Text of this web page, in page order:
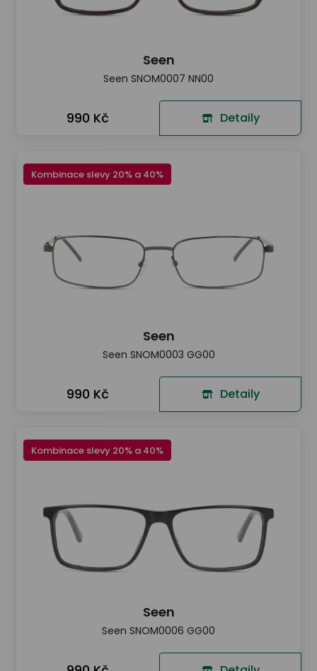
Seen
Seen SNOM0007 NN00
990 Kč Detaily
Kombinace slevy 20% a 40%
Seen
Seen SNOM0003 GG00
990 Kč Detaily
Kombinace slevy 20% a 40%
Seen
Seen SNOM0006 GG00